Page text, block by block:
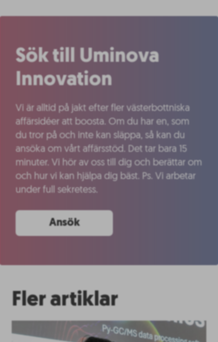
Sök till Uminova
Innovation
Vi är alltid på jakt efter fler västerbottniska
affärsidéer att boosta. Om du har en, som
du tror på och inte kan släppa, så kan du
ansöka om vårt affärsstöd. Det tar bara 15
minuter. Vi hör av oss till dig och berättar om
och hur vi kan hjälpa dig bäst. Ps. Vi arbetar
under full sekretess.
Ansök
Fler artiklar